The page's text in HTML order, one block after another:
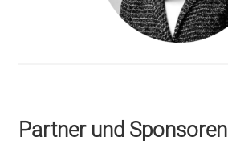
Partner und Sponsoren